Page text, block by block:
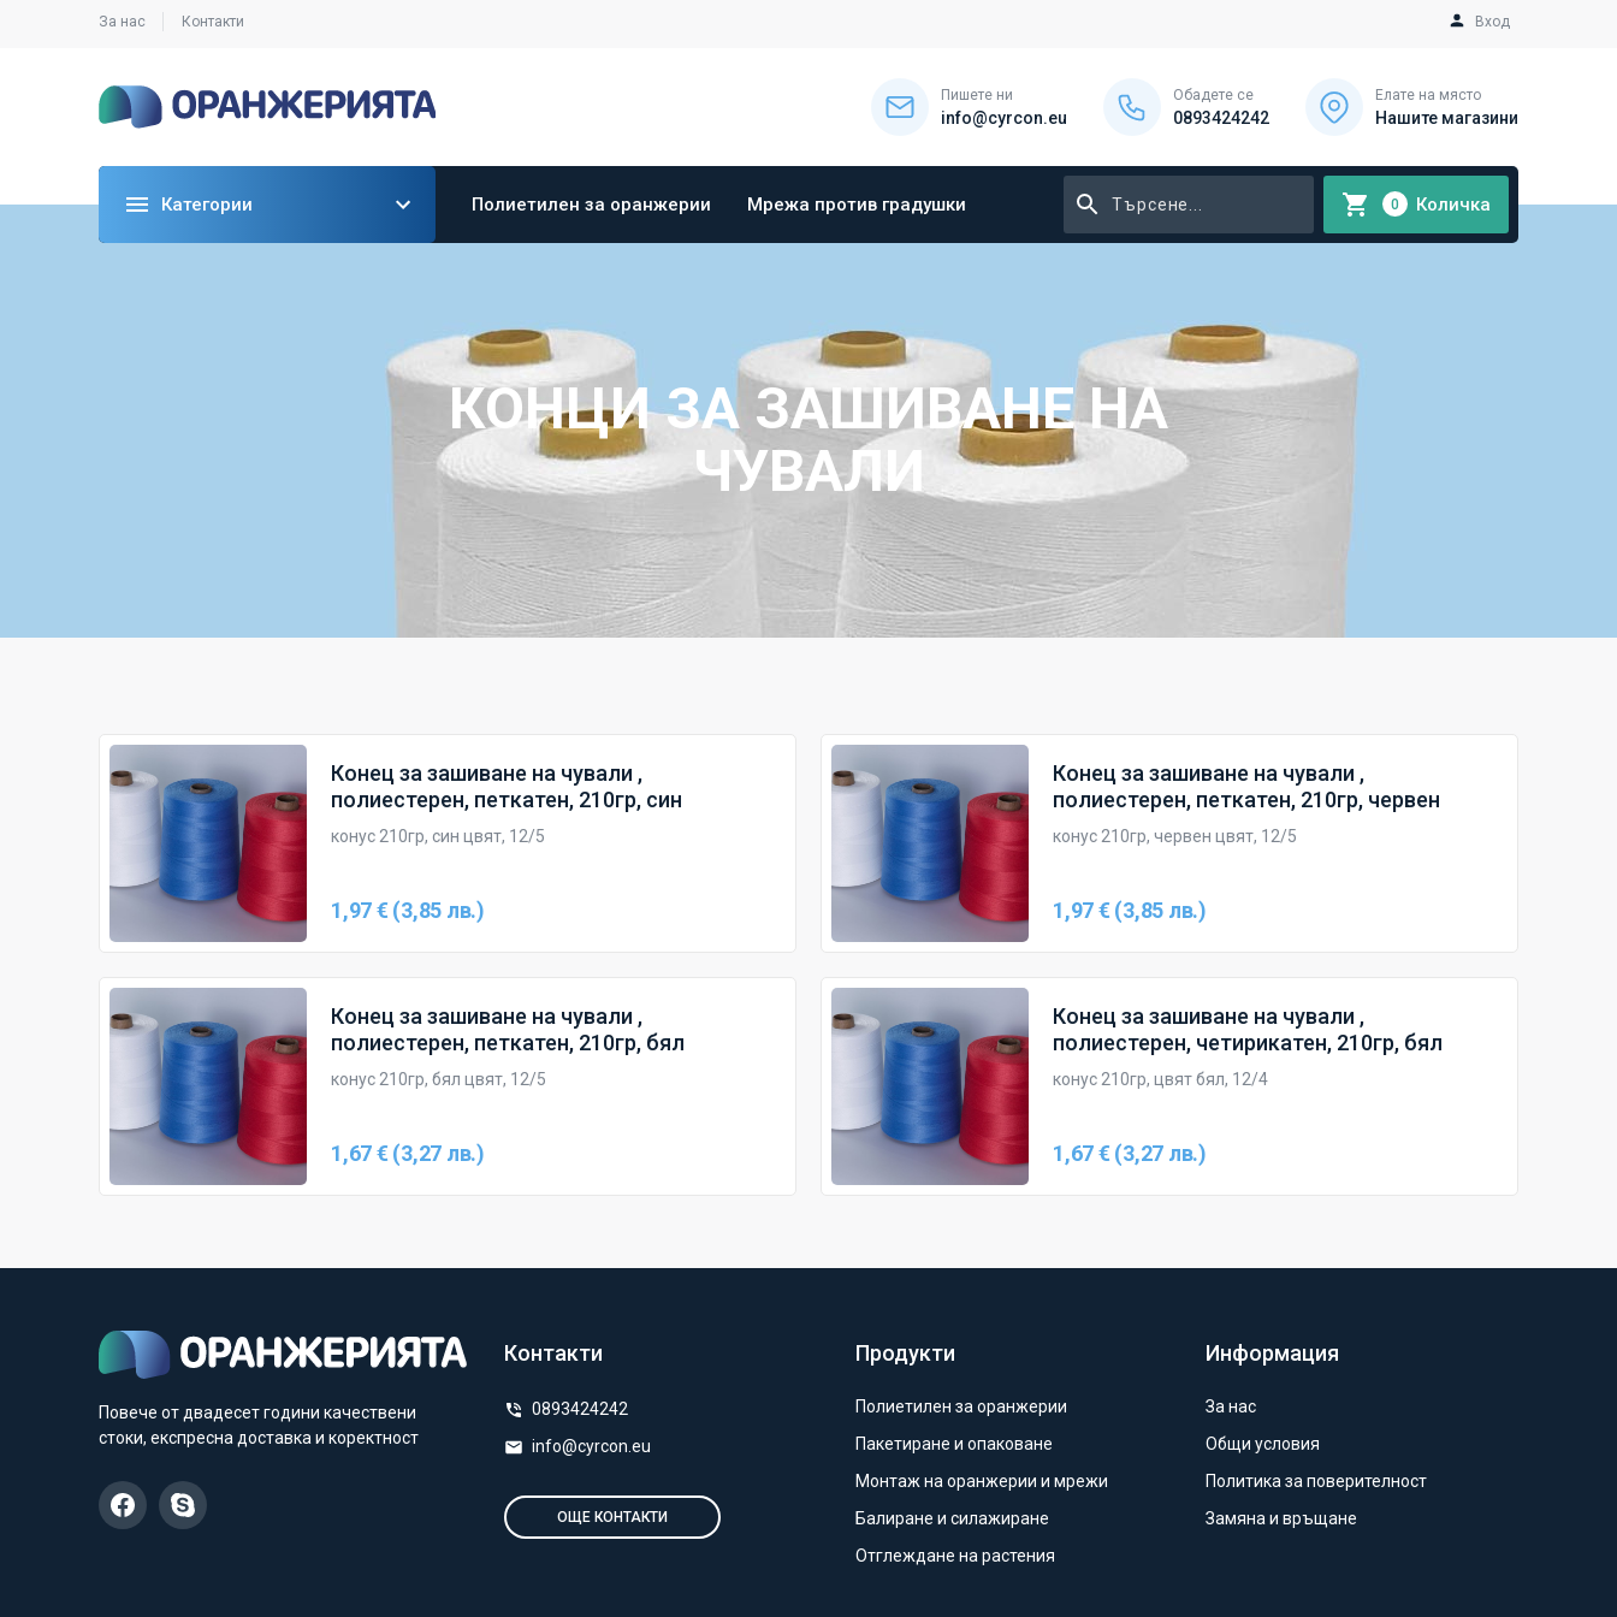
За нас Контакти Вход
Пишете ни
info@cyrcon.eu
Обадете се
0893424242
Елате на място
Нашите магазини
Категории Полиетилен за оранжерии Мрежа против градушки 0 Количка
КОНЦИ ЗА ЗАШИВАНЕ НА
ЧУВАЛИ
Конец за зашиване на чували ,
полиестерен, петкатен, 210гр, син
конус 210гр, син цвят, 12/5
1,97 € (3,85 лв.)
Конец за зашиване на чували ,
полиестерен, петкатен, 210гр, червен
конус 210гр, червен цвят, 12/5
1,97 € (3,85 лв.)
Конец за зашиване на чували ,
полиестерен, петкатен, 210гр, бял
конус 210гр, бял цвят, 12/5
1,67 € (3,27 лв.)
Конец за зашиване на чували ,
полиестерен, четирикатен, 210гр, бял
конус 210гр, цвят бял, 12/4
1,67 € (3,27 лв.)
Повече от двадесет години качествени
стоки, експресна доставка и коректност
Контакти
0893424242
info@cyrcon.eu
ОЩЕ КОНТАКТИ
Продукти
Полиетилен за оранжерии
Пакетиране и опаковане
Монтаж на оранжерии и мрежи
Балиране и силажиране
Отглеждане на растения
Информация
За нас
Общи условия
Политика за поверителност
Замяна и връщане